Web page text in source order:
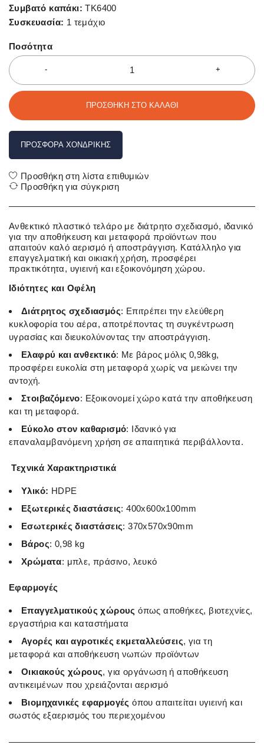
Συμβατό καπάκι:ΤΚ6400
Συσκευασία: 1 τεμάχιο
Ποσότητα
ΠΡΟΣΘΉΚΗ ΣΤΟ ΚΑΛΆΘΙ
ΠΡΟΣΦΟΡΆ ΧΟΝΔΡΙΚΉΣ
Προσθήκη στη λίστα επιθυμιών
Προσθήκη για σύγκριση
Ανθεκτικό πλαστικό τελάρο με διάτρητο σχεδιασμό, ιδανικό
για την αποθήκευση και μεταφορά προϊόντων που
απαιτούν καλό αερισμό ή αποστράγγιση. Κατάλληλο για
επαγγελματική και οικιακή χρήση, προσφέρει
πρακτικότητα, υγιεινή και εξοικονόμηση χώρου.
Ιδιότητες και Οφέλη
Διάτρητος σχεδιασμός: Επιτρέπει την ελεύθερη
κυκλοφορία του αέρα, αποτρέποντας τη συγκέντρωση
υγρασίας και διευκολύνοντας την αποστράγγιση.
Ελαφρύ και ανθεκτικό: Με βάρος μόλις 0,98kg,
προσφέρει ευκολία στη μεταφορά χωρίς να μειώνει την
αντοχή.
Στοιβαζόμενο: Εξοικονομεί χώρο κατά την αποθήκευση
και τη μεταφορά.
Εύκολο στον καθαρισμό: Ιδανικό για
επαναλαμβανόμενη χρήση σε απαιτητικά περιβάλλοντα.
Τεχνικά Χαρακτηριστικά
Υλικό: HDPE
Εξωτερικές διαστάσεις: 400x600x100mm
Εσωτερικές διαστάσεις: 370x570x90mm
Βάρος: 0,98 kg
Χρώματα: μπλε, πράσινο, λευκό
Εφαρμογές
Επαγγελματικούς χώρους όπως αποθήκες, βιοτεχνίες,
εργαστήρια και καταστήματα
Αγορές και αγροτικές εκμεταλλεύσεις, για τη
μεταφορά και αποθήκευση νωπών προϊόντων
Οικιακούς χώρους, για οργάνωση ή αποθήκευση
αντικειμένων που χρειάζονται αερισμό
Βιομηχανικές εφαρμογές όπου απαιτείται υγιεινή και
σωστός εξαερισμός του περιεχομένου